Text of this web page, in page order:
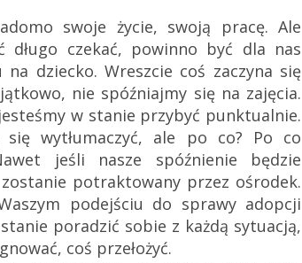
swoje życie, swoją pracę. Ale
czekać, powinno być dla nas
dziecko. Wreszcie coś zaczyna się
nie spóźniajmy się na zajęcia.
w stanie przybyć punktualnie.
się wytłumaczyć, ale po co? Po co
jeśli nasze spóźnienie będzie
potraktowany przez ośrodek.
podejściu do sprawy adopcji
poradzić sobie z każdą sytuacją,
coś przełożyć.